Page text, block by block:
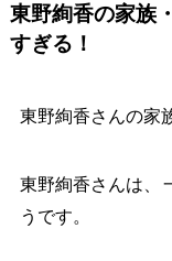
東野絢香の家族
すぎる！
東野絢香さんの家
東野絢香さんは、
うです。